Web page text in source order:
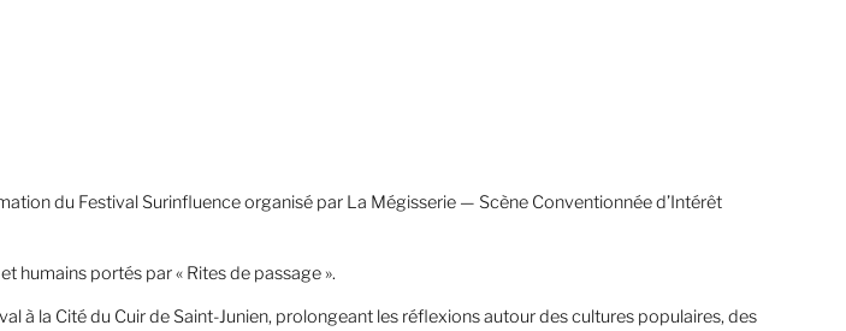
du Festival Surinfluence organisé par La Mégisserie — Scène Conventionnée d’Intérêt
humains portés par « Rites de passage ».
à la Cité du Cuir de Saint-Junien, prolongeant les réflexions autour des cultures populaires, des